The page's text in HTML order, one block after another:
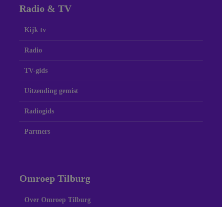
Radio & TV
Kijk tv
Radio
TV-gids
Uitzending gemist
Radiogids
Partners
Omroep Tilburg
Over Omroep Tilburg